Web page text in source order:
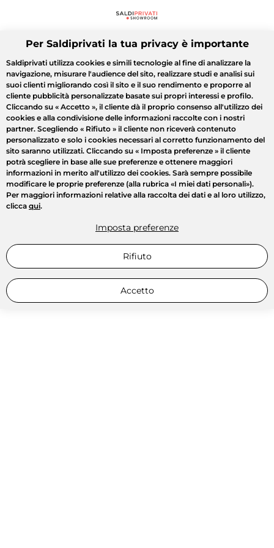
Per Saldiprivati la tua privacy è importante
Saldiprivati utilizza cookies e simili tecnologie al fine di analizzare la
navigazione, misurare l'audience del sito, realizzare studi e analisi sui
suoi clienti migliorando così il sito e il suo rendimento e proporre al
cliente pubblicità personalizzate basate sui propri interessi e profilo.
Cliccando su « Accetto », il cliente dà il proprio consenso all'utilizzo dei
cookies e alla condivisione delle informazioni raccolte con i nostri
partner. Scegliendo « Rifiuto » il cliente non riceverà contenuto
personalizzato e solo i cookies necessari al corretto funzionamento del
sito saranno utilizzati. Cliccando su « Imposta preferenze » il cliente
potrà scegliere in base alle sue preferenze e ottenere maggiori
informazioni in merito all'utilizzo dei cookies. Sarà sempre possibile
modificare le proprie preferenze (alla rubrica «I miei dati personali»).
Per maggiori informazioni relative alla raccolta dei dati e al loro utilizzo,
clicca qui.
Imposta preferenze
Rifiuto
Accetto